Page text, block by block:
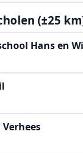
(±25
Hans en